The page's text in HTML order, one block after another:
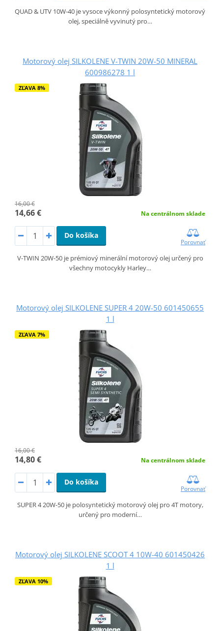
QUAD & UTV 10W-40 je vysoce výkonný polosyntetický motorový
olej, speciálně vyvinutý pro…
Motorový olej SILKOLENE V-TWIN 20W-50 MINERAL
600986278 1 l
ZĽAVA 8%
16,00 €
14,66 € Na centrálnom sklade
Do košíka
Porovnať
V-TWIN 20W-50 je prémiový minerální motorový olej určený pro
všechny motocykly Harley…
Motorový olej SILKOLENE SUPER 4 20W-50 601450655
1 l
ZĽAVA 7%
16,00 €
14,80 € Na centrálnom sklade
Do košíka
Porovnať
SUPER 4 20W-50 je polosyntetický motorový olej pro 4T motory,
určený pro moderní…
Motorový olej SILKOLENE SCOOT 4 10W-40 601450426
1 l
ZĽAVA 10%